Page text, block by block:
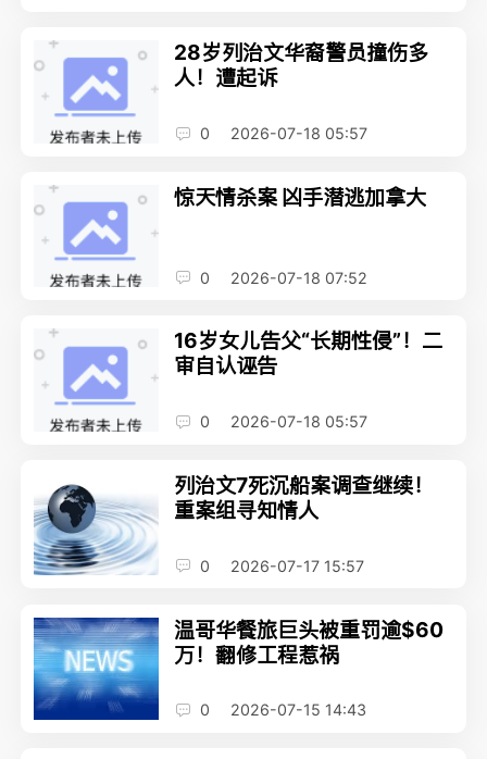
28岁列治文华裔警员撞伤多
人！遭起诉
0 2026-07-18 05:57
惊天情杀案 凶手潜逃加拿大
0 2026-07-18 07:52
16岁女儿告父“长期性侵”！二
审自认诬告
0 2026-07-18 05:57
列治文7死沉船案调查继续！
重案组寻知情人
0 2026-07-17 15:57
温哥华餐旅巨头被重罚逾$60
万！翻修工程惹祸
0 2026-07-15 14:43